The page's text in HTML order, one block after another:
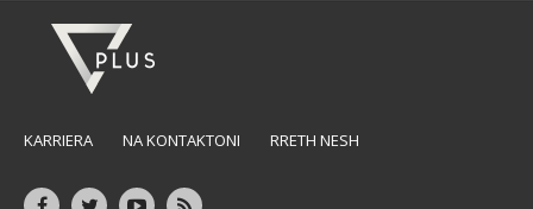
KARRIERA NA KONTAKTONI RRETH NESH